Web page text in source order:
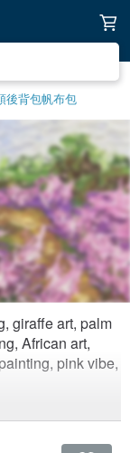
後背包帆布包
giraffe art, palm
African art,
pink vibe,